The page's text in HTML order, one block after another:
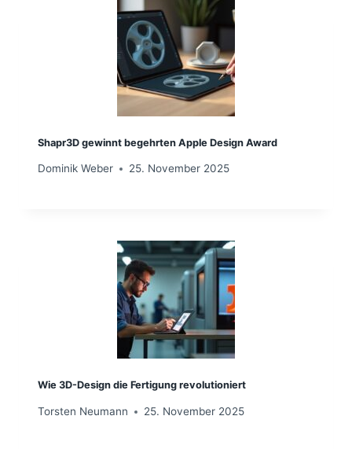
Shapr3D gewinnt begehrten Apple Design Award
Dominik Weber 25. November 2025
Wie 3D-Design die Fertigung revolutioniert
Torsten Neumann 25. November 2025